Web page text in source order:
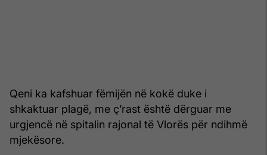
Qeni ka kafshuar fëmijën në kokë duke i
shkaktuar plagë, me ç’rast është dërguar me
urgjencë në spitalin rajonal të Vlorës për ndihmë
mjekësore.